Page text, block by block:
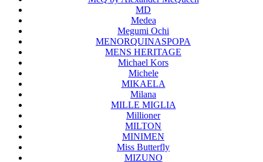
MD
Medea
Megumi Ochi
MENORQUINASPOPA
MENS HERITAGE
Michael Kors
Michele
MIKAELA
Milana
MILLE MIGLIA
Millioner
MILTON
MINIMEN
Miss Butterfly
MIZUNO